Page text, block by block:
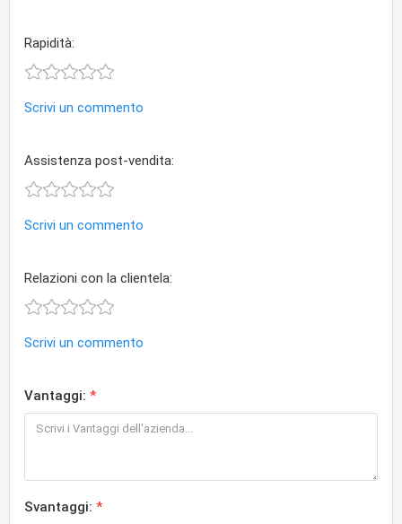
Rapidità:
Scrivi un commento
Assistenza post-vendita:
Scrivi un commento
Relazioni con la clientela:
Scrivi un commento
Vantaggi:
Svantaggi: